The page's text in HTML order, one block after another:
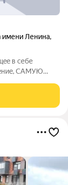
имени Ленина,
в cебe
СAMУЮ
ДОMA
66 кв.м.,